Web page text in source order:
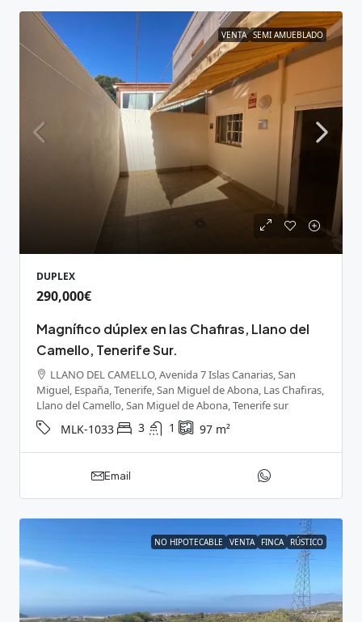
VENTA SEMI AMUEBLADO
DUPLEX
290,000€
Magnífico dúplex en las Chafiras, Llano del
Camello, Tenerife Sur.
LLANO DEL CAMELLO, Avenida 7 Islas Canarias, San
Miguel, España, Tenerife, San Miguel de Abona, Las Chafiras,
Llano del Camello, San Miguel de Abona, Tenerife sur
MLK-1033 3 1 97 m²
Email
NO HIPOTECABLE VENTA FINCA RÚSTICO